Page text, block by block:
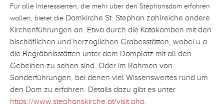
Für alle Interessierten, die mehr über den Stephansdom erfahren
wollen, bietet die Domkirche St. Stephan zahlreiche andere
Kirchenführungen an. Etwa durch die Katakomben mit den
bischöflichen und herzoglichen Grabesstätten, wobei u.a.
die Begräbnisstätten unter dem Domplatz mit all den
Gebeinen zu sehen sind. Oder im Rahmen von
Sonderführungen, bei denen viel Wissenswertes rund um
den Dom zu erfahren. Details dazu gibt es unter
https://www.stephanskirche.at/visit.php.